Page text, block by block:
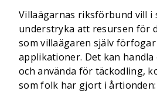
Villaägarnas riksförbund vill i
understryka att resursen för
som villaägaren själv
applikationer. Det kan
och använda för täckodling,
som folk har gjort i årtionden: